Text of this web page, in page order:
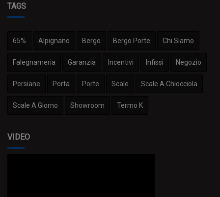
TAGS
65% Alpignano Bergo Bergo Porte Chi Siamo
Falegnameria Garanzia Incentivi Infissi Negozio
Persiane Porta Porte Scale Scale A Chiocciola
Scale A Giorno Showroom Termo K
VIDEO